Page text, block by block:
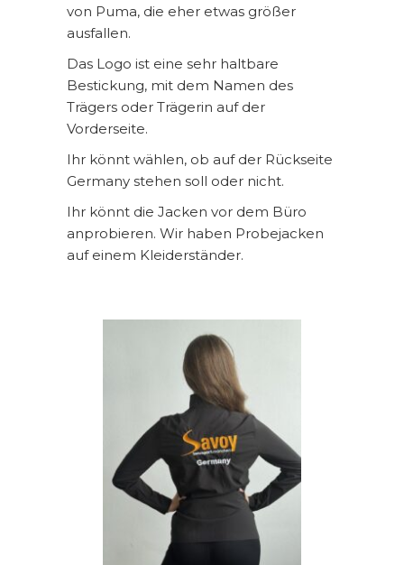
von Puma, die eher etwas größer
ausfallen.
Das Logo ist eine sehr haltbare
Bestickung, mit dem Namen des
Trägers oder Trägerin auf der
Vorderseite.
Ihr könnt wählen, ob auf der Rückseite
Germany stehen soll oder nicht.
Ihr könnt die Jacken vor dem Büro
anprobieren. Wir haben Probejacken
auf einem Kleiderständer.